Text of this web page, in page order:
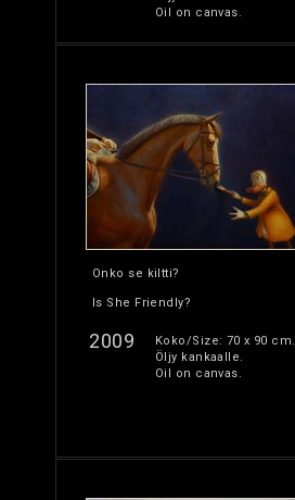
Oil on canvas.
Onko se kiltti?
Is She Friendly?
2009
Koko/Size: 70 x 90 cm.
Öljy kankaalle.
Oil on canvas.